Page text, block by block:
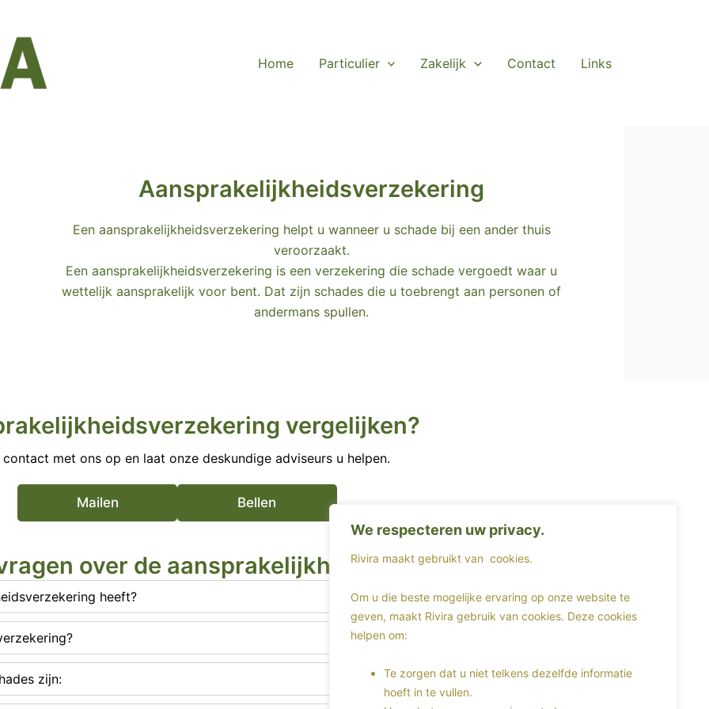
We respecteren uw privacy.
Rivira maakt gebruikt van cookies.
Om u die beste mogelijke ervaring op onze website te
geven, maakt Rivira gebruik van cookies. Deze cookies
helpen om:
Te zorgen dat u niet telkens dezelfde informatie
hoeft in te vullen.
Home Particulier Zakelijk Contact Links
Aansprakelijkheidsverzekering
Een aansprakelijkheidsverzekering helpt u wanneer u schade bij een ander thuis
veroorzaakt.
Een aansprakelijkheidsverzekering is een verzekering die schade vergoedt waar u
wettelijk aansprakelijk voor bent. Dat zijn schades die u toebrengt aan personen of
andermans spullen.
vergelijken?
contact met ons op en laat onze deskundige adviseurs u helpen.
Mailen Bellen
over de aansprakelijkheidsverzekering
heeft?
zijn: